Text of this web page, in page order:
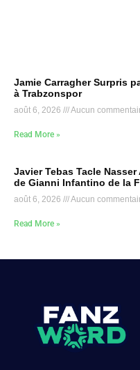
Jamie Carragher Surpris
à Trabzonspor
août 6, 2026 Aucun
Read More »
Javier Tebas Tacle
de Gianni Infantino de la
août 6, 2026 Aucun
Read More »